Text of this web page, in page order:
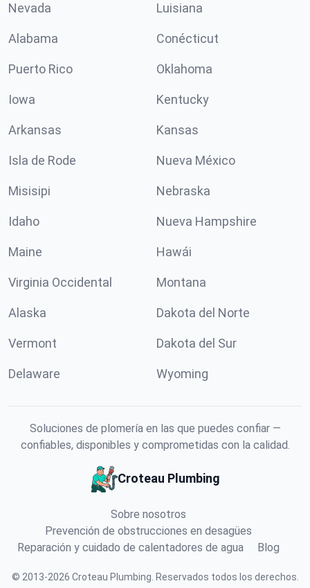
Nevada Luisiana
Alabama Conécticut
Puerto Rico Oklahoma
Iowa Kentucky
Arkansas Kansas
Isla de Rode Nueva México
Misisipi Nebraska
Idaho Nueva Hampshire
Maine Hawái
Virginia Occidental Montana
Alaska Dakota del Norte
Vermont Dakota del Sur
Delaware Wyoming
Soluciones de plomería en las que puedes confiar —
confiables, disponibles y comprometidas con la calidad.
Croteau Plumbing
Sobre nosotros
Prevención de obstrucciones en desagües
Reparación y cuidado de calentadores de agua
Blog
© 2013-2026 Croteau Plumbing Reservados todos los derechos.